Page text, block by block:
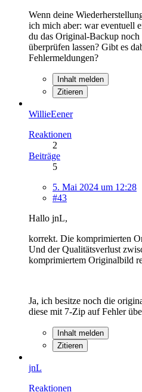
Wenn deine
ich mich aber: war eventuell
du das Original-Backup
überprüfen lassen? Gibt es
Fehlermeldungen?
Inhalt melden
Zitieren
WillieEener
Reaktionen
2
Beiträge
5
5. Mai 2024 um 12:28
#43
Hallo jnL,
korrekt. Die komprimierten
Und der Qualitätsverlust
komprimiertem Originalbild
Ja, ich besitze noch die
diese mit 7-Zip auf Fehler
Inhalt melden
Zitieren
jnL
Reaktionen